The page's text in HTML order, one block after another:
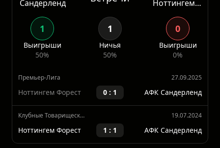
Сандерленд
Личные
встречи
1
50%
1 0
0%
Ноттингем Форест АФК Сандерленд